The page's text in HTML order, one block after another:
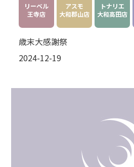
リーベル
王寺店
アスモ
大和郡山店
トナリエ
大和高田店
歳末大感謝祭
2024-12-19